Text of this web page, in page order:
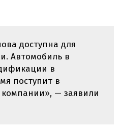
доступна для
Автомобиль в
в
поступит в
компании», — заявили